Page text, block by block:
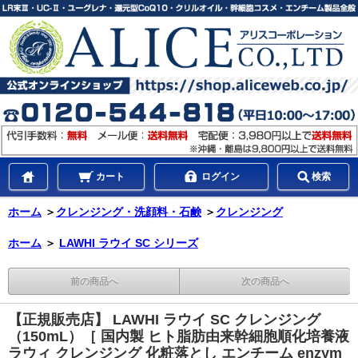
カート ログイン 検索
ホーム ＞ クレンジング・洗顔料・石鹸 ＞ クレンジング
ホーム ＞ LAWHI ラウイ SC シリーズ
前の商品へ 次の商品へ
【正規販売店】 LAWHI ラウイ SC クレンジング
（150mL）［ 国内製 ヒト脂肪由来幹細胞順化培養液
ラウィ クレンジング 化粧落とし エンチーム enzym